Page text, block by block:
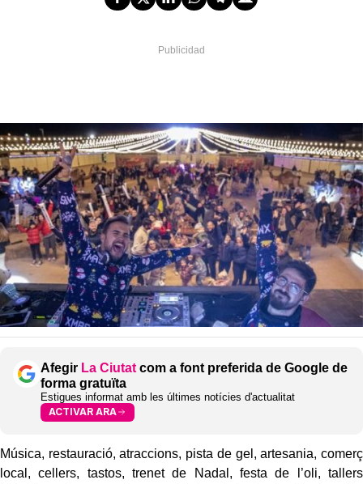
Afegir La Ciutat com a font preferida de Google de
forma gratuïta
Estigues informat amb les últimes notícies d'actualitat
ACTIVAR ARA
Música, restauració, atraccions, pista de gel, artesania, comerç
local, cellers, tastos, trenet de Nadal, festa de l’oli, tallers